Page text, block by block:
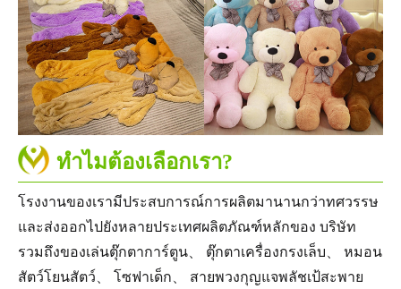
ทำไมต้องเลือกเรา?
โรงงานของเรามีประสบการณ์การผลิตมานานกว่าทศวรรษ
และส่งออกไปยังหลายประเทศผลิตภัณฑ์หลักของ บริษัท
รวมถึงของเล่นตุ๊กตาการ์ตูน、 ตุ๊กตาเครื่องกรงเล็บ、 หมอน
สัตว์โยนสัตว์、 โซฟาเด็ก、 สายพวงกุญแจพลัชเป้สะพาย